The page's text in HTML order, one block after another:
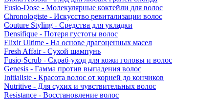
Fusio-Dose - Молекулярные коктейли для волос
Chronologiste - Искусство ревитализации волос
Couture Styling - Средства для укладки
Densifique - Потеря густоты волос
Elixir Ultime - На основе драгоценных масел
Fresh Affair - Сухой шампунь
Fusio-Scrub - Скраб-уход для кожи головы и волос
Genesis - Гамма против выпадения волос
Initialiste - Красота волос от корней до кончиков
Nutritive - Для сухих и чувствительных волос
Resistance - Восстановление волос